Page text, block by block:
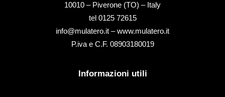
10010 – Piverone (TO) – Italy
tel ‭0125 72615‬
info@mulatero.it –www.mulatero.it
P.iva e C.F. 08903180019
Informazioni utili